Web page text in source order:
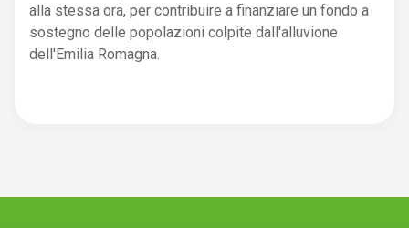
alla stessa ora, per contribuire a finanziare un fondo a
sostegno delle popolazioni colpite dall'alluvione
dell'Emilia Romagna.